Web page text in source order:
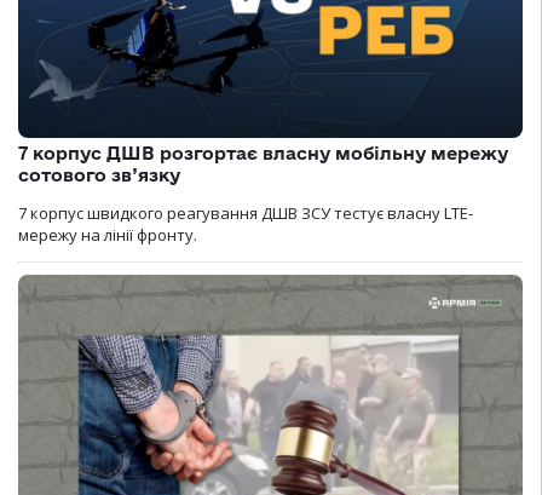
7 корпус ДШВ розгортає власну мобільну мережу
сотового зв’язку
7 корпус швидкого реагування ДШВ ЗСУ тестує власну LTE-
мережу на лінії фронту.